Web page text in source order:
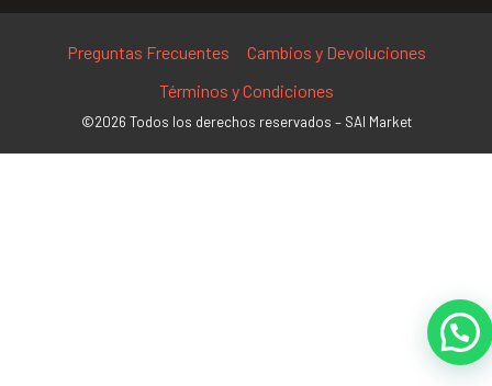
Preguntas Frecuentes
Cambios y Devoluciones
Términos y Condiciones
©2026 Todos los derechos reservados – SAI Market